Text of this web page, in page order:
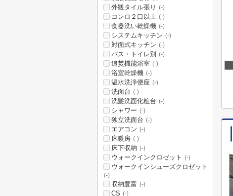
外観タイル張り (-)
コンロ２口以上 (-)
食器洗い乾燥機 (-)
システムキッチン (-)
対面式キッチン (-)
バス・トイレ別 (-)
追焚機能浴室 (-)
浴室乾燥機 (-)
温水洗浄便座 (-)
洗面台 (-)
洗髪洗面化粧台 (-)
シャワー (-)
独立洗面台 (-)
エアコン (-)
床暖房 (-)
床下収納 (-)
ウォークインクロゼット (-)
ウォークインシューズクロゼット
(-)
収納豊富 (-)
CS (-)